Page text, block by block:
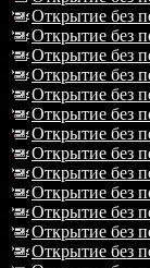
Открытие без
Открытие без
Открытие без
Открытие без
Открытие без
Открытие без
Открытие без
Открытие без
Открытие без
Открытие без
Открытие без
Открытие без
Открытие без